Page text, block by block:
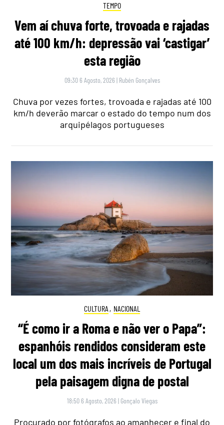
TEMPO
Vem aí chuva forte, trovoada e rajadas
até 100 km/h: depressão vai ‘castigar’
esta região
09:30 6 Agosto, 2026 | Rubén Gonçalves
Chuva por vezes fortes, trovoada e rajadas até 100
km/h deverão marcar o estado do tempo num dos
arquipélagos portugueses
CULTURA , NACIONAL
“É como ir a Roma e não ver o Papa”:
espanhóis rendidos consideram este
local um dos mais incríveis de Portugal
pela paisagem digna de postal
18:50 6 Agosto, 2026 | Gonçalo Viegas
Procurado por fotógrafos ao amanhecer e final do